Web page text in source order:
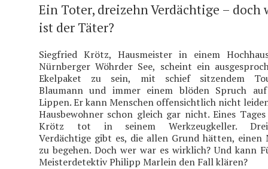
Ein Toter, dreizehn Verdächtige – doch
ist der Täter?
Siegfried Krötz, Hausmeister in einem
Nürnberger Wöhrder See, scheint ein
Ekelpaket zu sein, mit schief sitzendem
Blaumann und immer einem blöden Spruch
Lippen. Er kann Menschen offensichtlich nicht
Hausbewohner schon gleich gar nicht. Eines
Krötz tot in seinem Werkzeugkeller.
Verdächtige gibt es, die allen Grund hätten, einen
zu begehen. Doch wer war es wirklich? Und kann
Meisterdetektiv Philipp Marlein den Fall klären?